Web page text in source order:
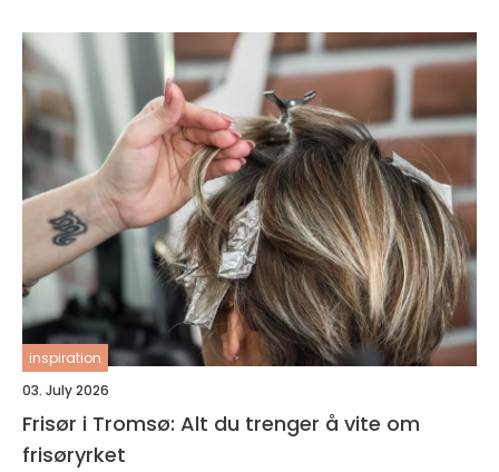
inspiration
03. July 2026
Frisør i Tromsø: Alt du trenger å vite om
frisøryrket